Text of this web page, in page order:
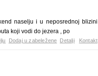
naselju i u neposrednoj blizini
koji vodi do jezera , po
Dodaj u zabeležene Detalji Kontakt